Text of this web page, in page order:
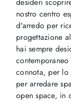
desideri
nostro centro
d'arredo per
progettazione
hai sempre
connota, per lo
per arredare
open space, in